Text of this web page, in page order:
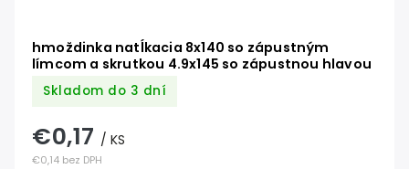
hmoždinka natĺkacia 8x140 so zápustným
límcom a skrutkou 4.9x145 so zápustnou hlavou
Skladom do 3 dní
€0,14 bez DPH
€0,17 / KS